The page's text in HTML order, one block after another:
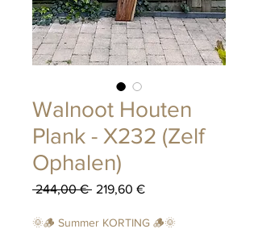
Walnoot Houten
Plank - X232 (Zelf
Ophalen)
244,00 € Regularna
219,60 €Cena
🌞🪵 Summer KORTING 🪵🌞